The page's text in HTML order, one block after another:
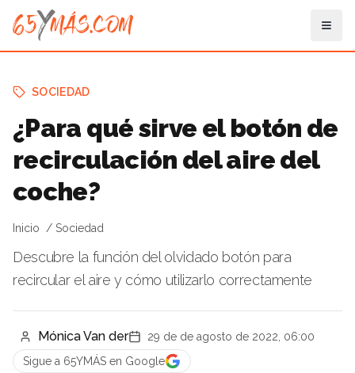
SOCIEDAD
¿Para qué sirve el botón de
recirculación del aire del
coche?
Inicio Sociedad
Descubre la función del olvidado botón para
recircular el aire y cómo utilizarlo correctamente
Mónica Van der
29 de de agosto de 2022, 06:00
Sigue a 65YMÁS en Google